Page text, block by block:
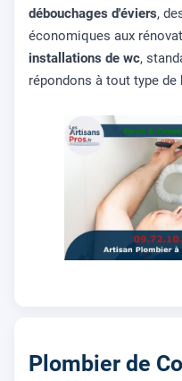
débouchages d'éviers,
économiques aux
installations de wc,
répondons à tout type de
Plombier de